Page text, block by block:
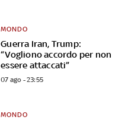
Guerra Iran, Trump:
“Vogliono accordo per non
essere attaccati”
MONDO
07 ago - 23:55
MONDO